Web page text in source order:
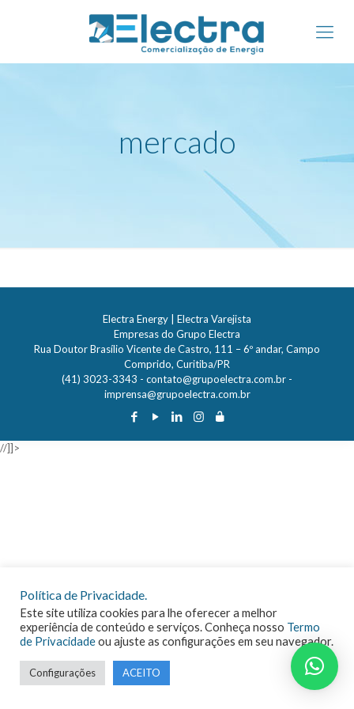
mercado
Electra Energy | Electra Varejista
Empresas do Grupo Electra
Rua Doutor Brasílio Vicente de Castro, 111 – 6º andar, Campo
Comprido, Curitiba/PR
(41) 3023-3343 - contato@grupoelectra.com.br -
imprensa@grupoelectra.com.br
Política de Privacidade.
Este site utiliza cookies para lhe oferecer a melhor
experiência de conteúdo e serviços. Conheça nosso Termo
de Privacidadeou ajuste as configurações em seu navegador.
Configurações ACEITO
//]]>